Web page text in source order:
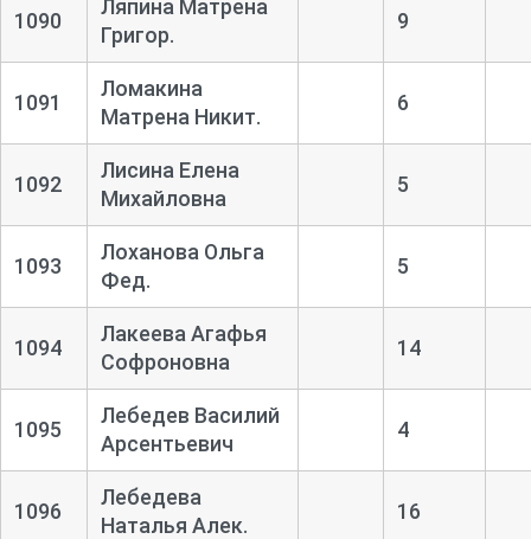
1090
Ляпина Матрена
Григор.
9
1091
Ломакина
Матрена Никит.
6
1092
Лисина Елена
Михайловна
5
1093
Лоханова Ольга
Фед.
5
1094
Лакеева Агафья
Софроновна
14
1095
Лебедев Василий
Арсентьевич
4
1096
Лебедева
Наталья Алек.
16